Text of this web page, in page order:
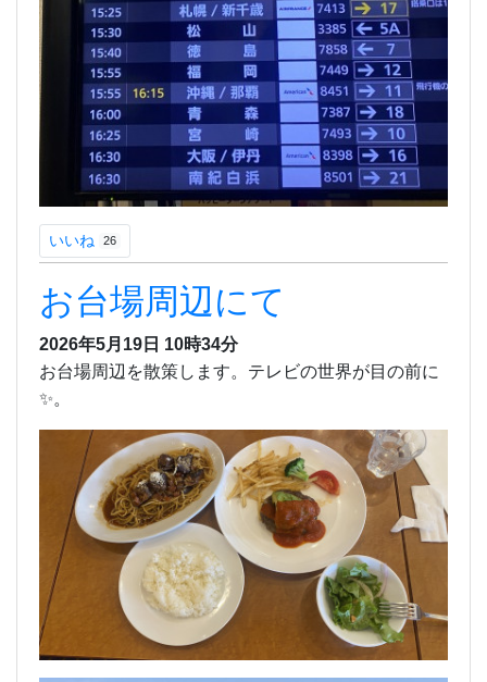
いいね 26
お台場周辺にて
2026年5月19日 10時34分
お台場周辺を散策します。テレビの世界が目の前に
✨。